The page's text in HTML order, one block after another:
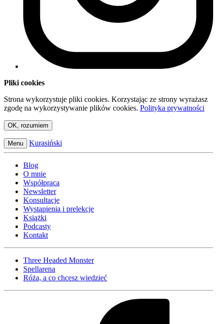
Pliki cookies
Strona wykorzystuje pliki cookies. Korzystając ze strony wyrażasz
zgodę na wykorzystywanie plików cookies. Polityka prywatności
OK, rozumiem
Menu Kurasiński
Blog
O mnie
Współpraca
Newsletter
Konsultacje
Wystąpienia i prelekcje
Książki
Podcasty
Kontakt
Three Headed Monster
Spellarena
Róża, a co chcesz wiedzieć